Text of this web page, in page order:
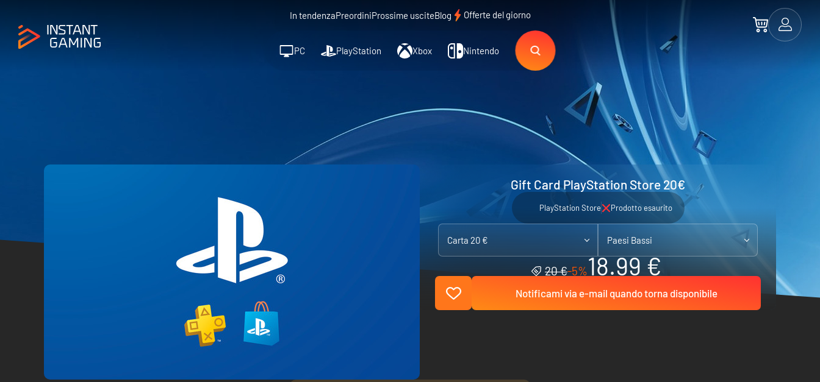
In tendenzaPreordiniProssime usciteBlog Offerte del giorno
PC PlayStation Xbox Nintendo
Gift Card PlayStation Store 20€
PlayStation Store Prodotto esaurito
Carta 20 € Paesi Bassi
20 €-5%18.99 €
Notificami via e-mail quando torna disponibile